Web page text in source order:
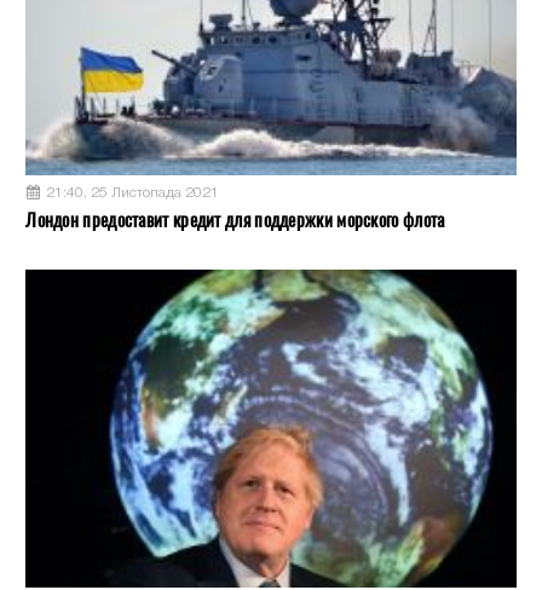
21:40, 25 Листопада 2021
Лондон предоставит кредит для поддержки морского флота